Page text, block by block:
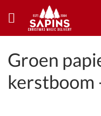
Groen
kerstboom